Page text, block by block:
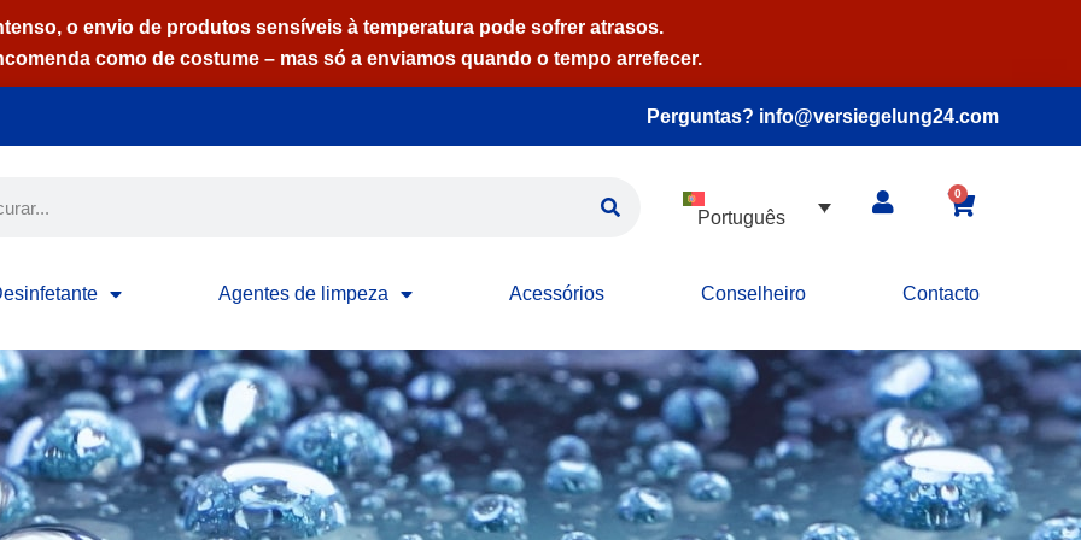
o envio de produtos sensíveis à temperatura pode sofrer atrasos.
como de costume – mas só a enviamos quando o tempo arrefecer.
Perguntas? info@versiegelung24.com
Português
0
Agentes de limpeza Acessórios Conselheiro Contacto